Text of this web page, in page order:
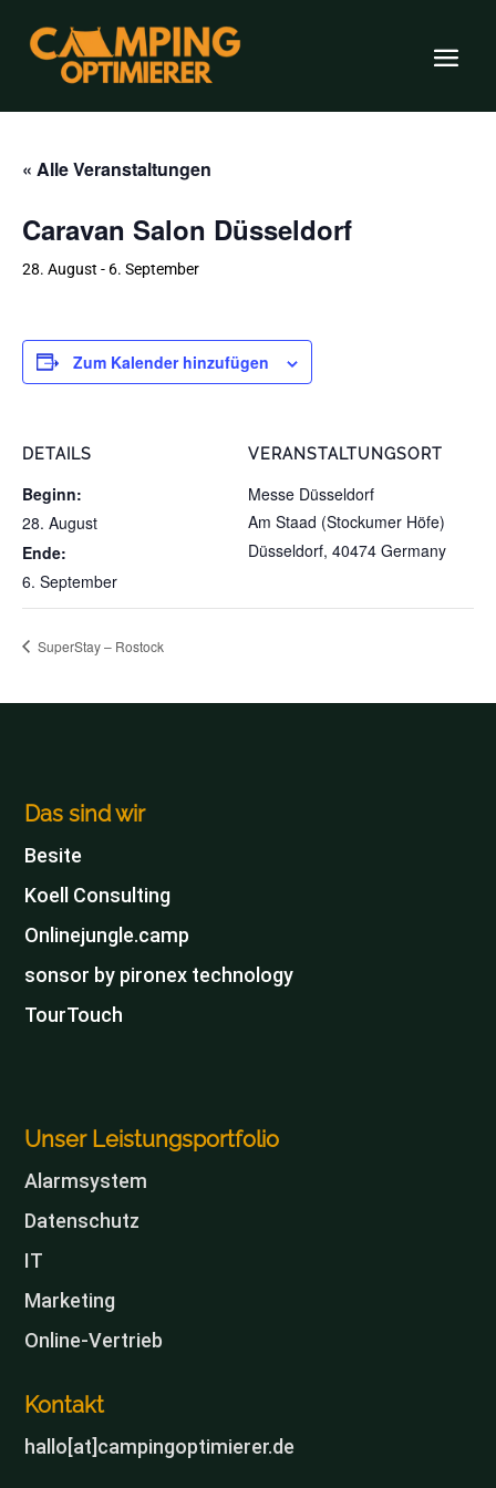
« Alle Veranstaltungen
Caravan Salon Düsseldorf
28. August - 6. September
Zum Kalender hinzufügen
DETAILS
Beginn:
28. August
Ende:
6. September
VERANSTALTUNGSORT
Messe Düsseldorf
Am Staad (Stockumer Höfe)
Düsseldorf, 40474 Germany
SuperStay – Rostock
Das sind wir
Besite
Koell Consulting
Onlinejungle.camp
sonsor by pironex technology
TourTouch
Unser Leistungsportfolio
Alarmsystem
Datenschutz
IT
Marketing
Online-Vertrieb
Kontakt
hallo[at]campingoptimierer.de